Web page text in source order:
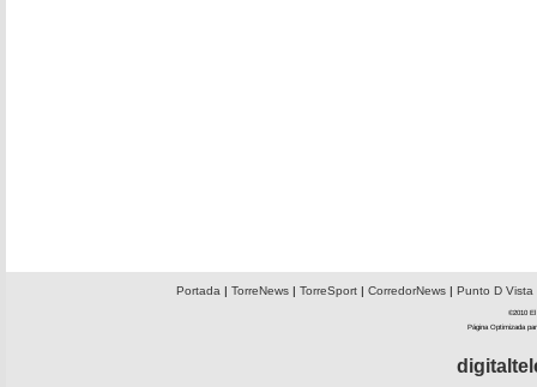
Portada | TorreNews| TorreSport| CorredorNews| Punto D Vista
©2010 El
Página Optimizada